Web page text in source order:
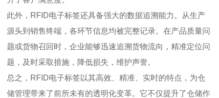
此外，RFID电子标签还具备强大的数据追溯能力。从生产
源头到销售终端，各环节信息均被完整记录。在产品质量问
题或货物召回时，企业能够迅速追溯货物流向，精准定位问
题，及时采取措施，降低损失，维护声誉。
总之，RFID电子标签以其高效、精准、实时的特点，为仓
储管理带来了前所未有的透明化变革。它不仅提升了仓储作